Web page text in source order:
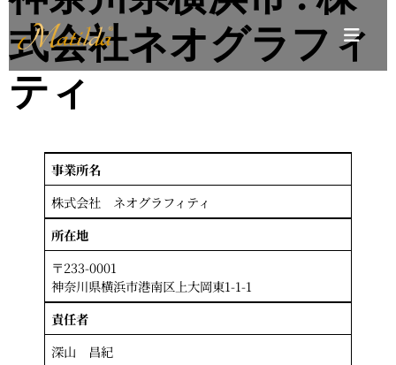
式会社ネオグラフィ
ティ
事業所名
株式会社 ネオグラフィティ
所在地
〒233-0001
神奈川県横浜市港南区上大岡東1-1-1
責任者
深山 昌紀